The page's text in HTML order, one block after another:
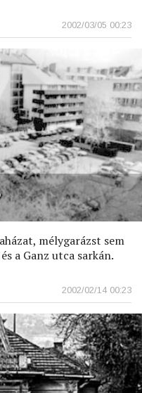
2002/03/05 00:23
mélygarázst sem
a Ganz utca sarkán.
2002/02/14 00:23